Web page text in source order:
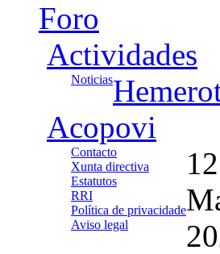
Foro
Actividades
Noticias
Acopovi
Contacto
Xunta directiva
Estatutos
RRI
Política de privacidade
Aviso legal
12